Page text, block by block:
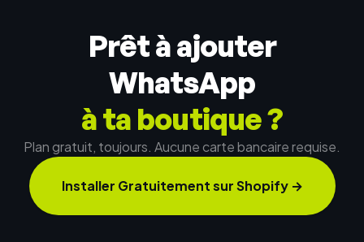
Prêt à ajouter
WhatsApp
à ta boutique ?
Plan gratuit, toujours. Aucune carte bancaire requise.
Installer Gratuitement sur Shopify→